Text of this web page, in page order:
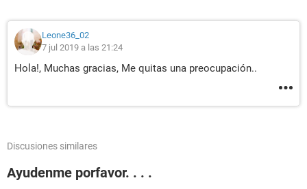
Leone36_02
7 jul 2019 a las 21:24
Hola!, Muchas gracias, Me quitas una preocupación..
Discusiones similares
Ayudenme porfavor. . . .